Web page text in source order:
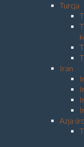
Turcja
Iran
Azja